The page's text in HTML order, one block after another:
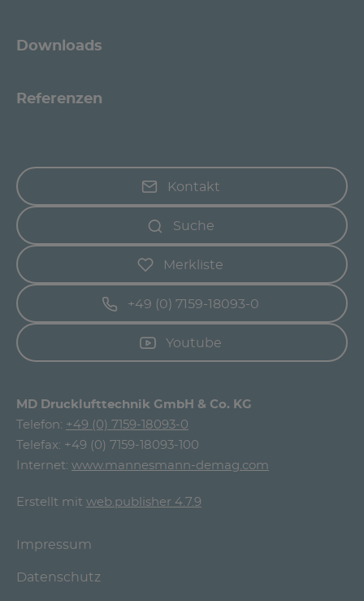
Downloads
Referenzen
Kontakt
Suche
Merkliste
+49 (0) 7159-18093-0
Youtube
MD Drucklufttechnik GmbH & Co. KG
Telefon: +49 (0) 7159-18093-0
Telefax: +49 (0) 7159-18093-100
Internet: www.mannesmann-demag.com
Erstellt mit web.publisher 4.7.9
Impressum
Datenschutz